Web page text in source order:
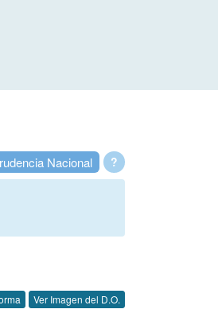
?
Nacional
Ver Imagen del D.O.